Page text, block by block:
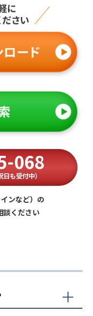
068
も受付中）
ンなど）の
談ください